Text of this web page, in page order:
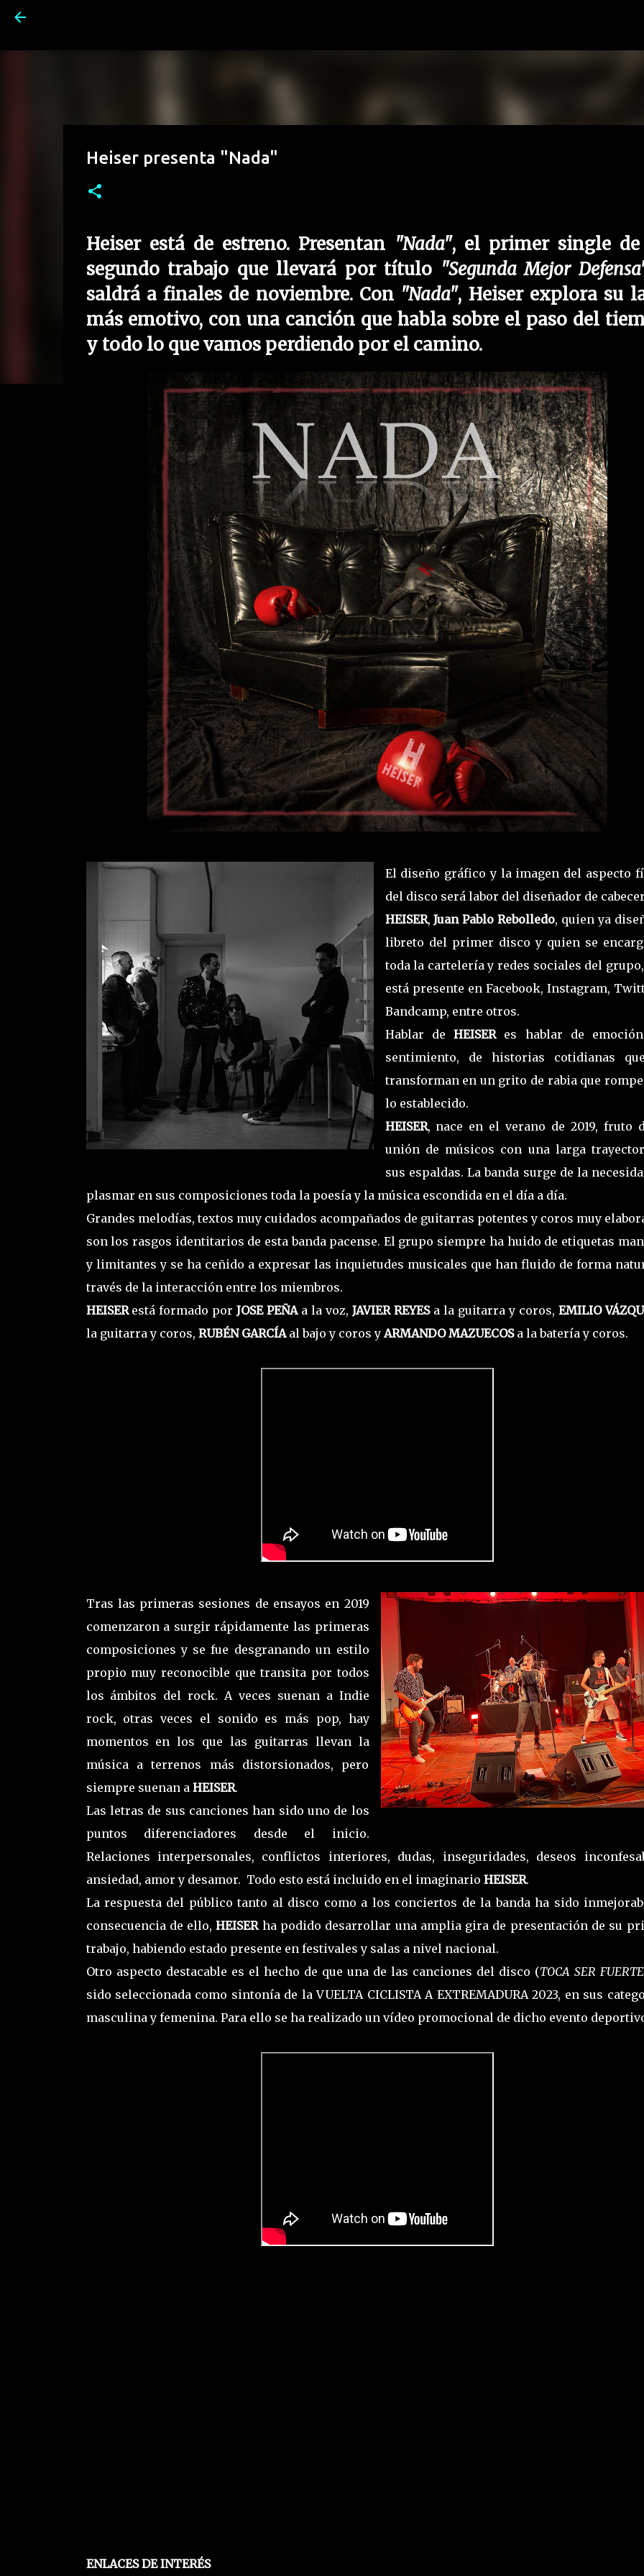
Heiser presenta "Nada"
Heiser está de estreno. Presentan "Nada", el primer single de
segundo trabajo que llevará por título "Segunda Mejor
saldrá a finales de noviembre. Con "Nada", Heiser explora su
más emotivo, con una canción que habla sobre el paso del
y todo lo que vamos perdiendo por el camino.
El diseño gráfico y la imagen del aspecto
del disco será labor del diseñador de
HEISER,Juan Pablo Rebolledo, quien ya
libreto del primer disco y quien se
toda la cartelería y redes sociales del
está presente en Facebook, Instagram,
Bandcamp, entre otros.
Hablar deHEISER es hablar de
sentimiento, de historias cotidianas
transforman en un grito de rabia que
lo establecido.
HEISER, nace en el verano de 2019, fruto
unión de músicos con una larga
sus espaldas. La banda surge de la
plasmar en sus composiciones toda la poesía y la música escondida en el día a día.
Grandes melodías, textos muy cuidados acompañados de guitarras potentes y coros muy
son los rasgos identitarios de esta banda pacense. El grupo siempre ha huido de etiquetas
y limitantes y se ha ceñido a expresar las inquietudes musicales que han fluido de forma
través de la interacción entre los miembros.
HEISER está formado porJOSE PEÑAa la voz,JAVIER REYES a la guitarra y coros, EMILIO
la guitarra y coros, RUBÉN GARCÍAal bajo y coros yARMANDO MAZUECOSa la batería y coros.
Tras las primeras sesiones de ensayos en 2019
comenzaron a surgir rápidamente las primeras
composiciones y se fue desgranando un estilo
propio muy reconocible que transita por todos
los ámbitos del rock. A veces suenan a Indie
rock, otras veces el sonido es más pop, hay
momentos en los que las guitarras llevan la
música a terrenos más distorsionados, pero
siempre suenan a HEISER.
Las letras de sus canciones han sido uno de los
puntos diferenciadores desde el inicio.
Relaciones interpersonales, conflictos interiores, dudas, inseguridades, deseos
ansiedad, amor y desamor. Todo esto está incluido en el imaginario HEISER.
La respuesta del público tanto al disco como a los conciertos de la banda ha sido
consecuencia de ello,HEISER ha podido desarrollar una amplia gira de presentación de su
trabajo, habiendo estado presente en festivales y salas a nivel nacional.
Otro aspecto destacable es el hecho de que una de las canciones del disco (TOCA SER FUERTE
sido seleccionada como sintonía de la VUELTA CICLISTA A EXTREMADURA 2023, en sus
masculina y femenina. Para ello se ha realizado un vídeo promocional de dicho evento
ENLACES DE INTERÉS